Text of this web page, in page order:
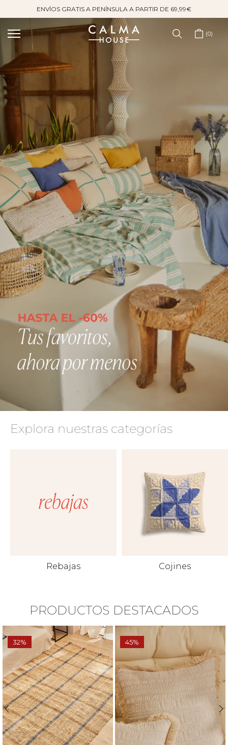
contenido
ENVÍOS GRATIS A PENÍNSULA A PARTIR DE 69,99€
0
Explora nuestras categorías
Rebajas Cojines
PRODUCTOS DESTACADOS
32% 45%